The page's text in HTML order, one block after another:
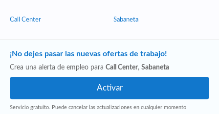
Call Center Sabaneta
¡No dejes pasar las nuevas ofertas de trabajo!
Crea una alerta de empleo para Call Center, Sabaneta
Servicio gratuito. Puede cancelar las actualizaciones en cualquier momento